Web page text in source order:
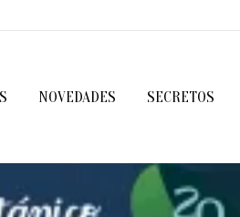
NOVEDADES SECRETOS